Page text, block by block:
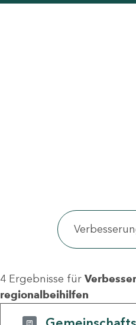
4 Ergebnisse für
regionalbeihilfen